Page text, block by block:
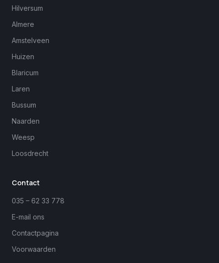
Hilversum
Almere
Amstelveen
Huizen
Blaricum
Laren
Bussum
Naarden
Weesp
Loosdrecht
Contact
035 – 62 33 778
E-mail ons
Contactpagina
Voorwaarden
Margreet